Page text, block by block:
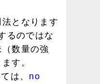
となります
るのではな
数量の強
す。
は、 no